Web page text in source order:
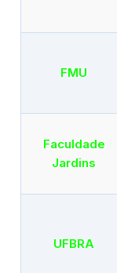
FMU
Faculdade
Jardins
UFBRA